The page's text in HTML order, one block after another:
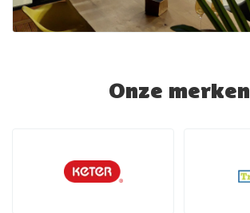
Onze merken